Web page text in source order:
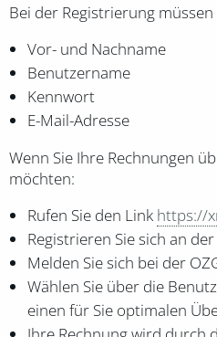
Bei der Registrierung
Vor- und Nachname
Benutzername
Kennwort
E-Mail-Adresse
Wenn Sie Ihre Rechnungen
möchten:
Rufen Sie den Link https://
Registrieren Sie sich an der
Melden Sie sich bei der
Wählen Sie über die
einen für Sie optimalen